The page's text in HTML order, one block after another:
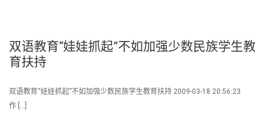
双语教育“娃娃抓起”不如加强少数民族学生教
育扶持
双语教育“娃娃抓起”不如加强少数民族学生教育扶持 2009-03-18 20:56:23
作 […]